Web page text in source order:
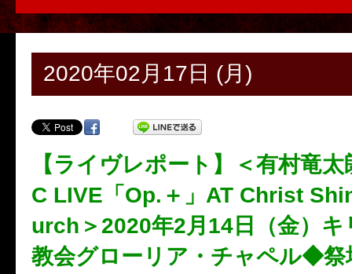
2020年02月17日 (月)
【ライヴレポート】＜有村竜
C LIVE「Op.＋」AT Christ
urch＞2020年2月14日（金）キ
教会グローリア・チャペル◆祭